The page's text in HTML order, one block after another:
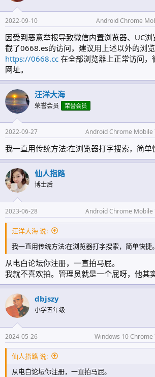
2022-09-10 Android Chrome
因受到恶意举报导致微信内置浏览器、UC
截了0668.es的访问，建议用上述以外的浏览
https://0668.cc 在全部浏览器上正常访问
网址。
汪洋大海
荣誉会员 荣誉会员
2022-09-27 Android Chrome Mobile
我一直用传统方法:在浏览器打字搜索，简单
仙人指路
博士后
2023-06-28 Android Chrome Mobile
汪洋大海 说:
我一直用传统方法:在浏览器打字搜索，简单快捷。
从电白论坛你注册，一直拍马屁。
我就不喜欢拍。管理员就是一个屁呀，他其
dbjszy
小学五年级
2024-05-26 Windows 10 Chrome
仙人指路 说:
从电白论坛你注册，一直拍马屁。